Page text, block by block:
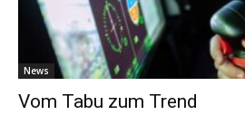
News
Vom Tabu zum Trend